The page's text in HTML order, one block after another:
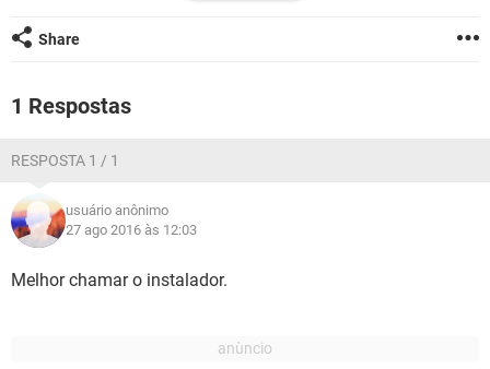
vizinhos ou algo do tipo?
Share
1 Respostas
RESPOSTA 1 / 1
usuário anônimo
27 ago 2016 às 12:03
Melhor chamar o instalador.